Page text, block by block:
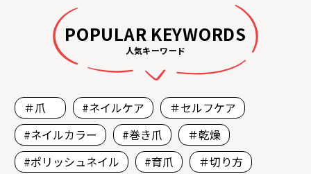
POPULAR KEYWORDS
人気キーワード
＃爪 #ネイルケア
＃セルフケア
#ネイルカラー
#巻き爪
＃乾燥
#ポリッシュネイル
#育爪
＃切り方